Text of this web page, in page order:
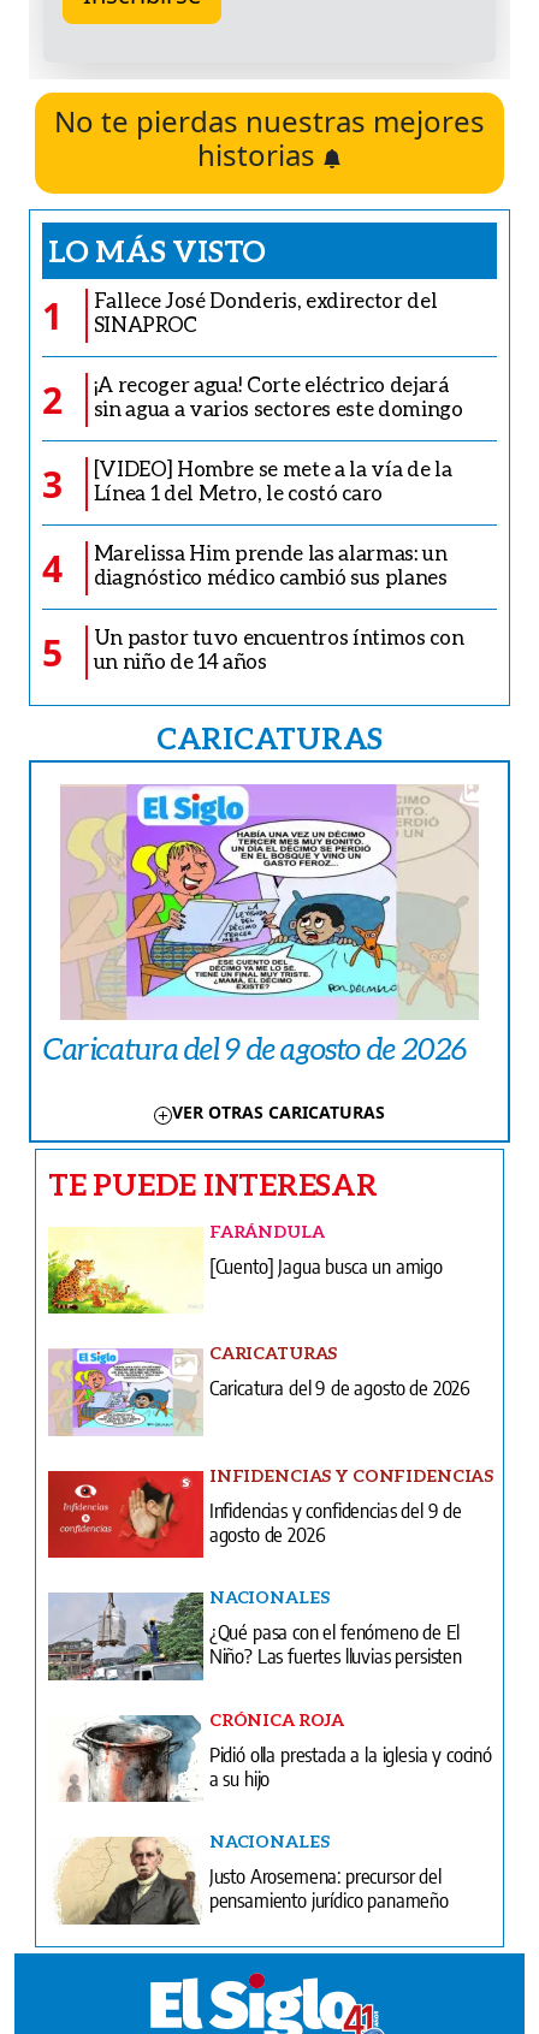
No te pierdas nuestras mejores
historias
LO MÁS VISTO
1
Fallece José Donderis, exdirector del
SINAPROC
2
¡A recoger agua! Corte eléctrico dejará
sin agua a varios sectores este domingo
3
[VIDEO] Hombre se mete a la vía de la
Línea 1 del Metro, le costó caro
4
Marelissa Him prende las alarmas: un
diagnóstico médico cambió sus planes
5
Un pastor tuvo encuentros íntimos con
un niño de 14 años
CARICATURAS
Caricatura del 9 de agosto de 2026
VER OTRAS CARICATURAS
TE PUEDE INTERESAR
FARÁNDULA
[Cuento] Jagua busca un amigo
CARICATURAS
Caricatura del 9 de agosto de 2026
INFIDENCIAS Y CONFIDENCIAS
Infidencias y confidencias del 9 de
agosto de 2026
NACIONALES
¿Qué pasa con el fenómeno de El
Niño? Las fuertes lluvias persisten
CRÓNICA ROJA
Pidió olla prestada a la iglesia y cocinó
a su hijo
NACIONALES
Justo Arosemena: precursor del
pensamiento jurídico panameño